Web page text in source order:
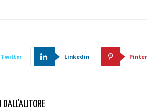
Twitter Linkedin
DALL'AUTORE